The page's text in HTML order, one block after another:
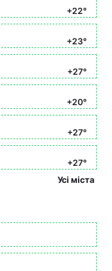
+22°
+23°
+27°
+20°
+27°
+27°
Усі міста